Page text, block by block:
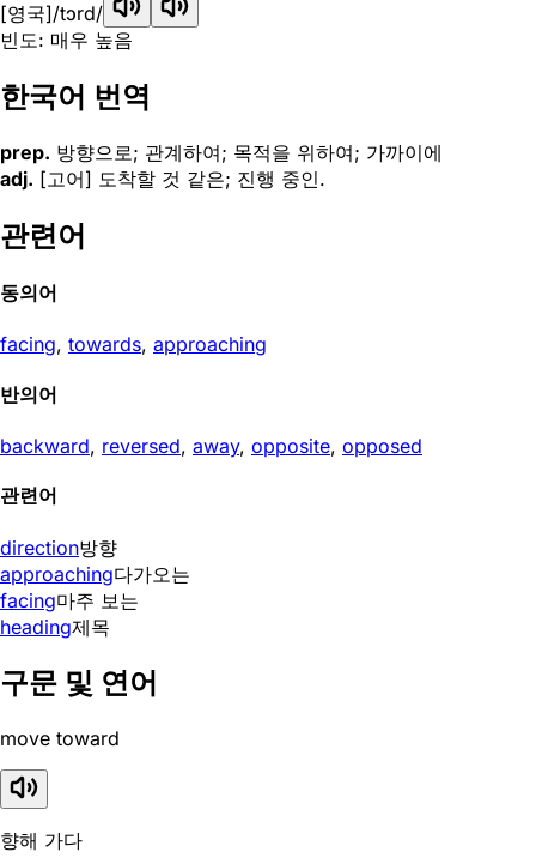
[영국]/tɔrd/
빈도: 매우 높음
한국어 번역
prep. 방향으로; 관계하여; 목적을 위하여; 가까이에
adj. [고어] 도착할 것 같은; 진행 중인.
관련어
동의어
facing, towards, approaching
반의어
backward, reversed, away, opposite, opposed
관련어
direction방향
approaching다가오는
facing마주 보는
heading제목
구문 및 연어
move toward
향해 가다